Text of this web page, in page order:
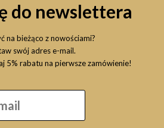
Root Up Wash 400ml
do newslettera
na bieżąco z nowościami?
swój adres e-mail.
5% rabatu na pierwsze zamówienie!